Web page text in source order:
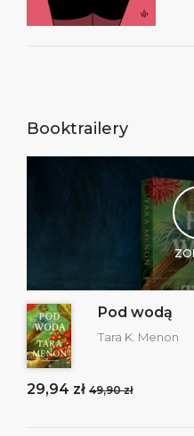
Booktrailery
Pod wodą
Tara K. Menon
29,94 zł 49,90 zł